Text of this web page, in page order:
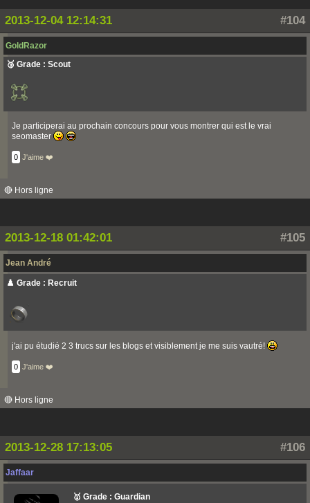
#104
2013-12-04 12:14:31
GoldRazor
🥉 Grade : Scout
Je participerai au prochain concours pour vous montrer qui est le vrai
seomaster
0 J'aime ❤️
🔴 Hors ligne
#105
2013-12-18 01:42:01
Jean André
♟️ Grade : Recruit
j'ai pu étudié 2 3 trucs sur les blogs et visiblement je me suis vautré!
0 J'aime ❤️
🔴 Hors ligne
#106
2013-12-28 17:13:05
Jaffaar
🥇 Grade : Guardian